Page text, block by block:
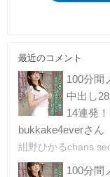
最近のコメント
100分間
中出し
14連発
bukkake4everさん
紺野ひかるchans
100分間